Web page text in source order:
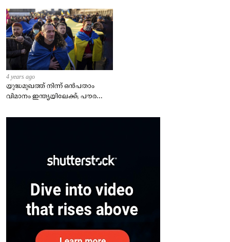
4 years ago
യുദ്ധമുഖത്ത് നിന്ന് ഒൻപതാം
വിമാനം ഇന്ത്യയിലേക്ക്; പൗരന്മാർ
– കേന്ദ്രം